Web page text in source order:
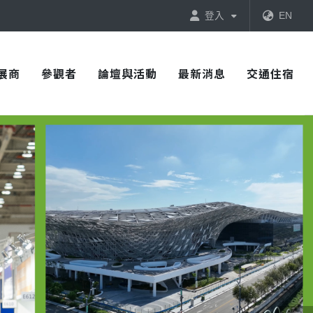
登入 EN
商 參觀者 論壇與活動 最新消息 交通住宿